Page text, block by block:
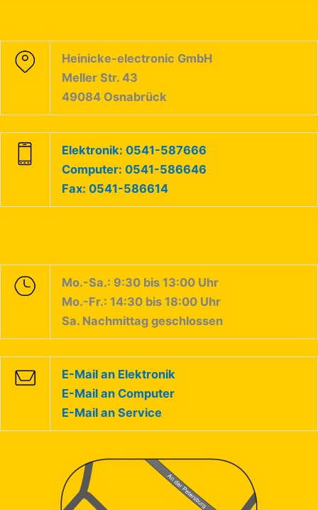
Heinicke-electronic GmbH
Meller Str. 43
49084 Osnabrück
Elektronik: 0541-587666
Computer: 0541-586646
Fax: 0541-586614
Mo.-Sa.: 9:30 bis 13:00 Uhr
Mo.-Fr.: 14:30 bis 18:00 Uhr
Sa. Nachmittag geschlossen
E-Mail an Elektronik
E-Mail an Computer
E-Mail an Service